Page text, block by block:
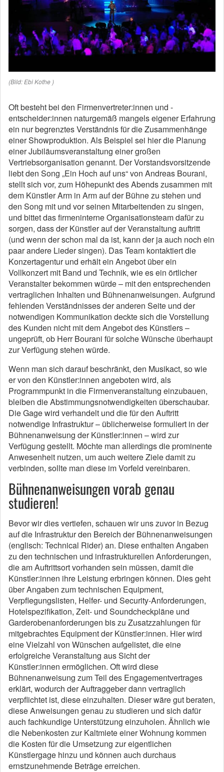
(Bild: Ebi Kothe )
Oft besteht bei den Firmenvertreter:innen und -
entscheider:innen naturgemäß mangels eigener Erfahrung
ein nur begrenztes Verständnis für die Zusammenhänge
einer Showproduktion. Als Beispiel sei hier die Planung
einer Jubiläumsveranstaltung einer großen
Vertriebsorganisation genannt. Der Vorstandsvorsitzende
liebt den Song „Ein Hoch auf uns“ von Andreas Bourani,
stellt sich vor, zum Höhepunkt des Abends zusammen mit
dem Künstler Arm in Arm auf der Bühne zu stehen und
den Song mit und vor seinen Mitarbeitenden zu singen,
und bittet das firmeninterne Organisationsteam dafür zu
sorgen, dass der Künstler auf der Veranstaltung auftritt
(und wenn der schon mal da ist, kann der ja auch noch ein
paar andere Lieder singen). Das Team kontaktiert die
Konzertagentur und erhält ein Angebot über ein
Vollkonzert mit Band und Technik, wie es ein örtlicher
Veranstalter bekommen würde – mit den entsprechenden
vertraglichen Inhalten und Bühnenanweisungen. Aufgrund
fehlenden Verständnisses der anderen Seite und der
notwendigen Kommunikation deckte sich die Vorstellung
des Kunden nicht mit dem Angebot des Künstlers –
ungeprüft, ob Herr Bourani für solche Wünsche überhaupt
zur Verfügung stehen würde.
Wenn man sich darauf beschränkt, den Musikact, so wie
er von den Künstler:innen angeboten wird, als
Programmpunkt in die Firmenveranstaltung einzubauen,
bleiben die Abstimmungsnotwendigkeiten überschaubar.
Die Gage wird verhandelt und die für den Auftritt
notwendige Infrastruktur – üblicherweise formuliert in der
Bühnenanweisung der Künstler:innen – wird zur
Verfügung gestellt. Möchte man allerdings die prominente
Anwesenheit nutzen, um auch weitere Ziele damit zu
verbinden, sollte man diese im Vorfeld vereinbaren.
Bühnenanweisungen vorab genau
studieren!
Bevor wir dies vertiefen, schauen wir uns zuvor in Bezug
auf die Infrastruktur den Bereich der Bühnenanweisungen
(englisch: Technical Rider) an. Diese enthalten Angaben
zu den technischen und infrastrukturellen Anforderungen,
die am Auftrittsort vorhanden sein müssen, damit die
Künstler:innen ihre Leistung erbringen können. Dies geht
über Angaben zum technischen Equipment,
Verpflegungslisten, Helfer- und Security-Anforderungen,
Hotelspezifikation, Zeit- und Soundcheckpläne und
Garderobenanforderungen bis zu Zusatzzahlungen für
mitgebrachtes Equipment der Künstler:innen. Hier wird
eine Vielzahl von Wünschen aufgelistet, die eine
erfolgreiche Veranstaltung aus Sicht der
Künstler:innen ermöglichen. Oft wird diese
Bühnenanweisung zum Teil des Engagementvertrages
erklärt, wodurch der Auftraggeber dann vertraglich
verpflichtet ist, diese einzuhalten. Dieser wäre gut beraten,
diese Anweisungen genau zu studieren und sich dafür
auch fachkundige Unterstützung einzuholen. Ähnlich wie
die Nebenkosten zur Kaltmiete einer Wohnung kommen
die Kosten für die Umsetzung zur eigentlichen
Künstlergage hinzu und können auch durchaus
ernstzunehmende Beträge erreichen.